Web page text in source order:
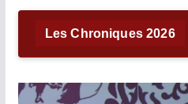
Les Chroniques 2026